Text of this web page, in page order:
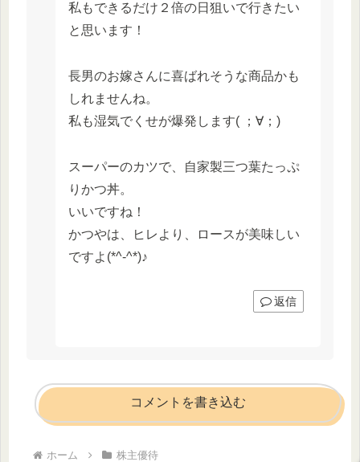
私もできるだけ２倍の日狙いで行きたい
と思います！
長男のお嫁さんに喜ばれそうな商品かも
しれませんね。
私も湿気でくせが爆発します( ；∀；)
スーパーのカツで、自家製三つ葉たっぷ
りかつ丼。
いいですね！
かつやは、ヒレより、ロースが美味しい
ですよ(*^-^*)♪
返信
コメントを書き込む
ホーム 株主優待